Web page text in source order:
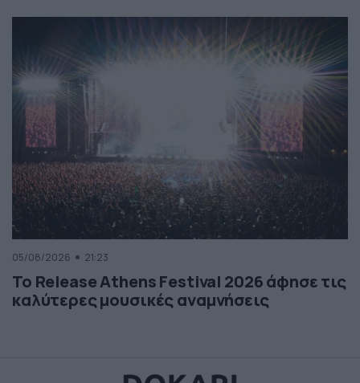
05/08/2026 21:23
Το Release Athens Festival 2026 άφησε τις
καλύτερες μουσικές αναμνήσεις